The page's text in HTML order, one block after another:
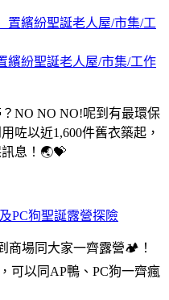
繽紛聖誕老人屋/市集/工作
NO NO NO!呢到有最環保
咗以近1,600件舊衣築起，
息！🌏💝
PC狗聖誕露營探險
商場同大家一齊露營🏕️！
可以同AP鴨、PC狗一齊瘋